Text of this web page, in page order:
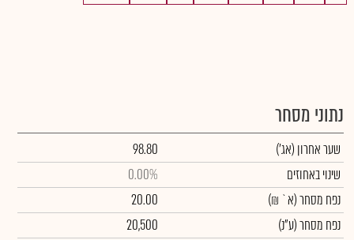
נתוני מסחר
שער אחרון (אג')
98.80
שינוי באחוזים
0.00%
נפח מסחר(א` ₪)
20.00
נפח מסחר(ע"נ)
20,500